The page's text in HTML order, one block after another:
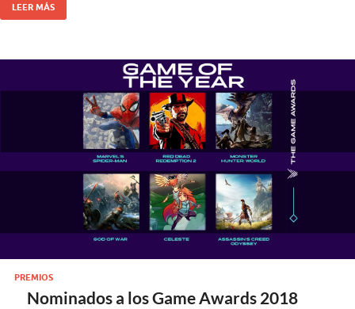
LEER MÁS
PREMIOS
Nominados a los Game Awards 2018